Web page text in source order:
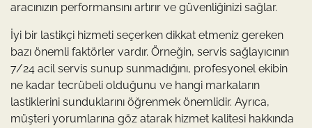
aracınızın performansını artırır ve güvenliğinizi sağlar.
İyi bir lastikçi hizmeti seçerken dikkat etmeniz gereken
bazı önemli faktörler vardır. Örneğin, servis sağlayıcının
7/24 acil servis sunup sunmadığını, profesyonel ekibin
ne kadar tecrübeli olduğunu ve hangi markaların
lastiklerini sunduklarını öğrenmek önemlidir. Ayrıca,
müşteri yorumlarına göz atarak hizmet kalitesi hakkında